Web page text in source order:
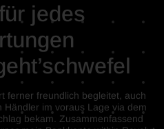
jedes
ferner freundlich begleitet, auch
im voraus Lage via dem
bekam. Zusammenfassend